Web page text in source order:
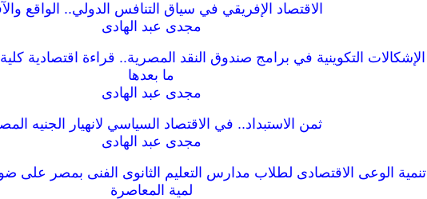
الاقتصاد الإفريقي في سياق التنافس الدولي.. الواقع
مجدى عبد الهادى
ما بعدها
مجدى عبد الهادى
ثمن الاستبداد.. في الاقتصاد السياسي لانهيار الجنيه
مجدى عبد الهادى
تنمية الوعى الاقتصادى لطلاب مدارس التعليم الثانوى الفنى بمصر على
لمية المعاصرة